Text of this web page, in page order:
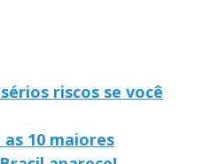
riscos se você
10 maiores